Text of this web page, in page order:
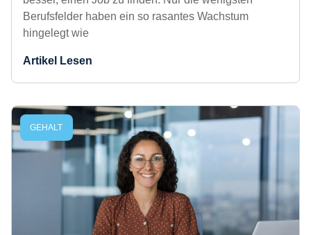
Gehalt
Gute Nachrichten für angehende
Systemadministratoren: Nie waren die Aussichten
Berufsfelder haben ein so rasantes Wachstum
hingelegt wie
Artikel Lesen
GEHALT